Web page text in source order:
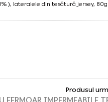
), lateralele din țesătură jersey,
Produsul